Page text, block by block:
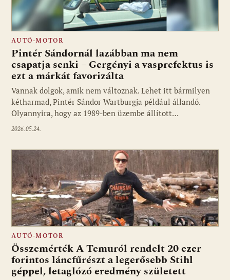
AUTÓ-MOTOR
Pintér Sándornál lazábban ma nem
csapatja senki – Gergényi a vasprefektus is
ezt a márkát favorizálta
Vannak dolgok, amik nem változnak. Lehet itt bármilyen
kétharmad, Pintér Sándor Wartburgja például állandó.
Olyannyira, hogy az 1989-ben üzembe állított…
2026.05.24.
AUTÓ-MOTOR
Összemérték A Temuról rendelt 20 ezer
forintos láncfűrészt a legerősebb Stihl
géppel, letaglózó eredmény született